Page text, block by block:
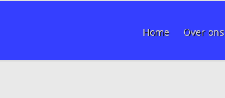
Home Over ons